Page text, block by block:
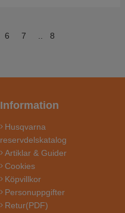
6 7 .. 8
Information
Husqvarna
reservdelskatalog
Artiklar & Guider
Cookies
Köpvillkor
Personuppgifter
Retur(PDF)